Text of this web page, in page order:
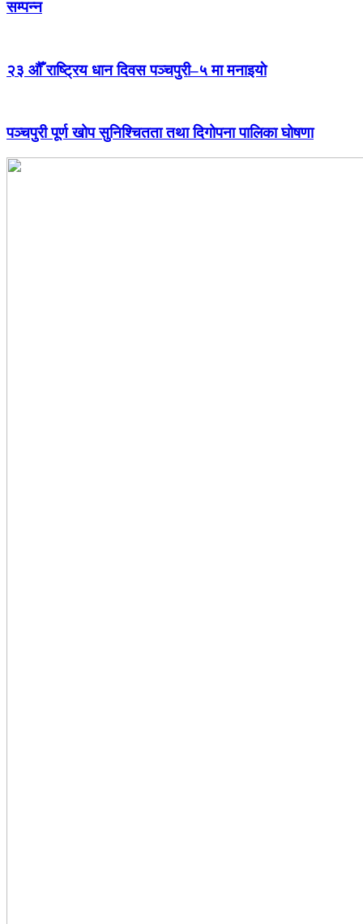
सम्पन्न
२३ औँ राष्ट्रिय धान दिवस पञ्चपुरी–५ मा मनाइयाे
पञ्चपुरी पूर्ण खोप सुनिश्चितता तथा दिगोपना पालिका घोषणा